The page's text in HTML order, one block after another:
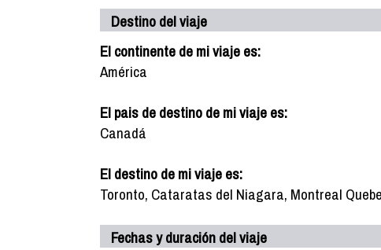
Destino del viaje
El continente de mi viaje es:
América
El pais de destino de mi viaje es:
Canadá
El destino de mi viaje es:
Toronto, Cataratas del Niagara, Montreal
Fechas y duración del viaje